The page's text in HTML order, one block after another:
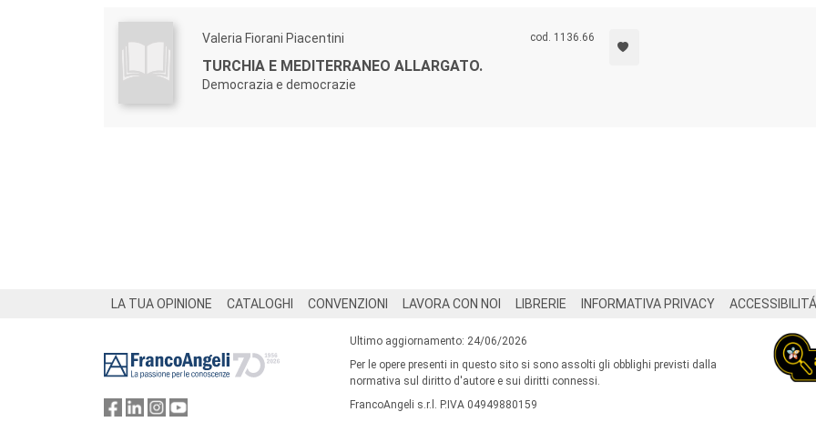
Valeria Fiorani Piacentini
TURCHIA E MEDITERRANEO ALLARGATO.
Democrazia e democrazie
cod. 1136.66
LA TUA OPINIONE CATALOGHI CONVENZIONI LAVORA CON NOI LIBRERIE INFORMATIVA PRIVACY ACCESSIBILITÁ
Ultimo aggiornamento: 24/06/2026
Per le opere presenti in questo sito si sono assolti gli obblighi previsti dalla
normativa sul diritto d'autore e sui diritti connessi.
FrancoAngeli s.r.l. P.IVA 04949880159